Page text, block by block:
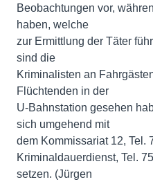
Beobachtungen vor,
haben, welche
zur Ermittlung der Täter
sind die
Kriminalisten an
Flüchtenden in der
U-Bahnstation gesehen
sich umgehend mit
dem Kommissariat 12, Tel.
Kriminaldauerdienst, Tel.
setzen. (Jürgen